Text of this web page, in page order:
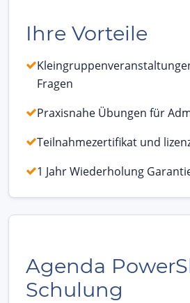
Ihre Vorteile
Fragen
Praxisnahe Übungen für
Teilnahmezertifikat und
1 Jahr Wiederholung
Agenda
Schulung